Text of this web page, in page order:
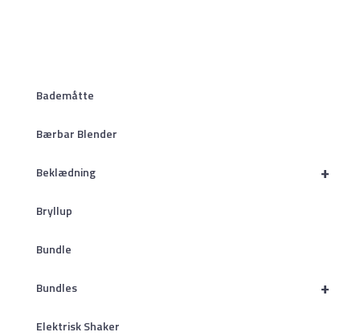
Bademåtte
Bærbar Blender
+
Beklædning
Bryllup
Bundle
+
Bundles
Elektrisk Shaker